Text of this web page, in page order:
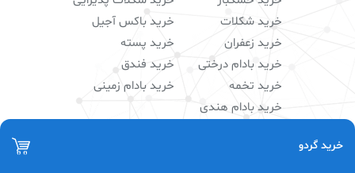
خرید گردو
خرید شکلات
خرید زعفران
خرید بادام درختی
خرید تخمه
خرید بادام هندی
خرید باکس آجیل
خرید پسته
خرید فندق
خرید بادام زمینی